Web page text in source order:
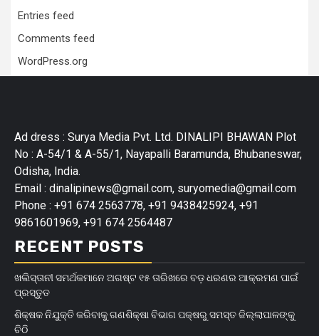
Entries feed
Comments feed
WordPress.org
Ad dress : Surya Media Pvt. Ltd. DINALIPI BHAWAN Plot
No : A-54/1 & A-55/1, Nayapalli Baramunda, Bhubaneswar,
Odisha, India.
Email : dinalipinews@gmail.com, suryomedia@gmail.com
Phone : +91 674 2563778, +91 9438425924, +91
9861601969, +91 674 2564487
RECENT POSTS
ଖଲିସ୍ତାନୀ ସମର୍ଥକମାନେ ଅଗଷ୍ଟ ୧୫ ତାରିଖରେ ବଡ଼ ଧରଣର ଆକ୍ରମଣ ପାଇଁ
ପ୍ରସ୍ତୁତ
ଶିକ୍ଷକ ନିଯୁକ୍ତି କରିବାକୁ ଗଣଶିକ୍ଷା ବିଭାଗ ପକ୍ଷରୁ ସମସ୍ତ ଜିଲ୍ଲାପାଳଙ୍କୁ
ଚିଠି